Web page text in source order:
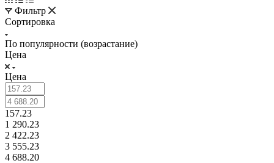
Фильтр
Сортировка
По популярности (возрастание)
Цена
Цена
157.23
1 290.23
2 422.23
3 555.23
4 688.20